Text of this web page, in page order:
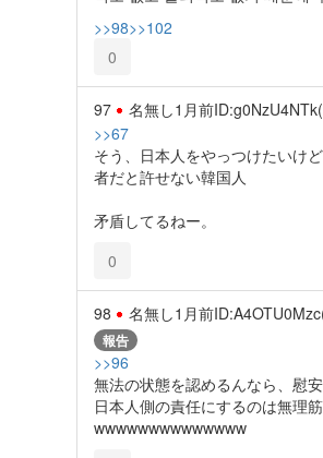
>>98>>102
0
97 名無し1月前
>>67
そう、日本人をやっつけたいけ
者だと許せない韓国人
矛盾してるねー。
0
98 名無し1月前
報告
>>96
無法の状態を認めるんなら、慰安
日本人側の責任にするのは無理
wwwwwwwwwwwwww